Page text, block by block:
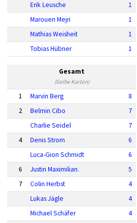
Erik Leusche
1
Marouen Mejri
1
Mathias Weisheit
1
Tobias Hübner
1
Gesamt
(Gelbe Karten)
1 Marvin Berg
8
2
Belmin Cibo
7
Charlie Seidel
7
4
Denis Strom
6
Luca-Gion Schmidt
6
6
Justin Maximilian.
5
7
Colin Herbst
4
Lukas Jägle
4
Michael Schäfer
4